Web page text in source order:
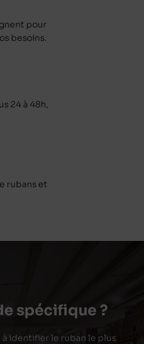
pour
besoins.
24 à 48h,
rubans et
spécifique ?
identifier le ruban le plus